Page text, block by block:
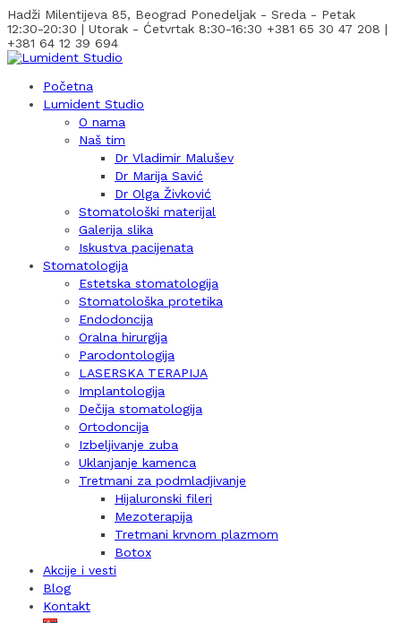
Hadži Milentijeva 85, Beograd Ponedeljak - Sreda - Petak
12:30-20:30 | Utorak - Ćetvrtak 8:30-16:30 +381 65 30 47 208 |
+381 64 12 39 694
Početna
Lumident Studio
O nama
Naš tim
Dr Vladimir Malušev
Dr Marija Savić
Dr Olga Živković
Stomatološki materijal
Galerija slika
Iskustva pacijenata
Stomatologija
Estetska stomatologija
Stomatološka protetika
Endodoncija
Oralna hirurgija
Parodontologija
LASERSKA TERAPIJA
Implantologija
Dečija stomatologija
Ortodoncija
Izbeljivanje zuba
Uklanjanje kamenca
Tretmani za podmladjivanje
Hijaluronski fileri
Mezoterapija
Tretmani krvnom plazmom
Botox
Akcije i vesti
Blog
Kontakt